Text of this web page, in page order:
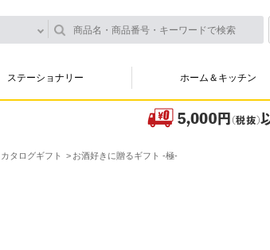
ステーショナリー ホーム＆キッチン
タログギフト お酒好きに贈るギフト -極-